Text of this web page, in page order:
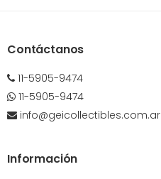
Contáctanos
11-5905-9474
11-5905-9474
info@geicollectibles.com.ar
Información